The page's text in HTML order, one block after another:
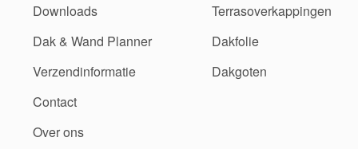
Downloads
Dak & Wand Planner
Verzendinformatie
Contact
Over ons
Terrasoverkappingen
Dakfolie
Dakgoten